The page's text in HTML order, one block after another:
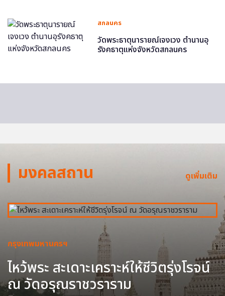
สกลนคร
วัดพระธาตุนารายณ์เจงเวง ตำนานอุ
รังคธาตุแห่งจังหวัดสกลนคร
มงคลสถาน ดูเพิ่มเติม
กรุงเทพมหานครฯ
ไหว้พระ สะเดาะเคราะห์ให้ชีวิตรุ่งโรจน์
ณ วัดอรุณราชวราราม